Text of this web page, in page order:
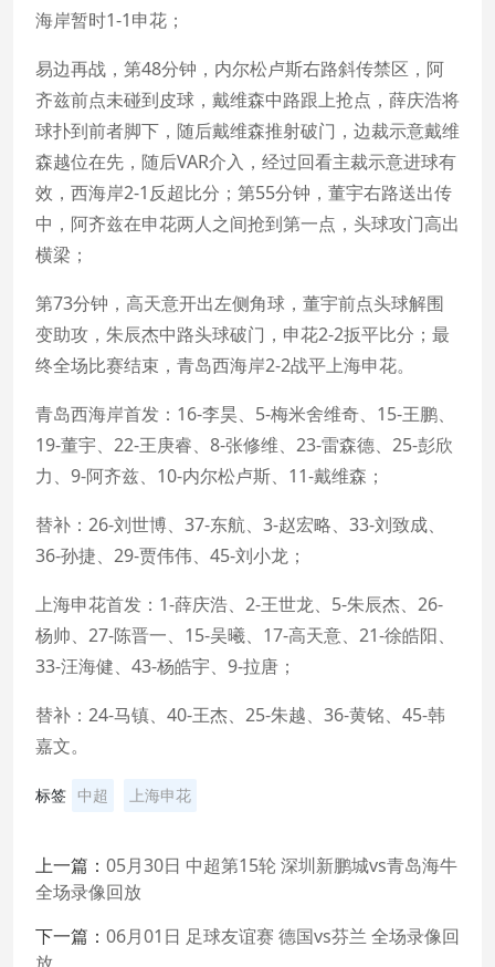
海岸暂时1-1申花；
易边再战，第48分钟，内尔松卢斯右路斜传禁区，阿
齐兹前点未碰到皮球，戴维森中路跟上抢点，薛庆浩将
球扑到前者脚下，随后戴维森推射破门，边裁示意戴维
森越位在先，随后VAR介入，经过回看主裁示意进球有
效，西海岸2-1反超比分；第55分钟，董宇右路送出传
中，阿齐兹在申花两人之间抢到第一点，头球攻门高出
横梁；
第73分钟，高天意开出左侧角球，董宇前点头球解围
变助攻，朱辰杰中路头球破门，申花2-2扳平比分；最
终全场比赛结束，青岛西海岸2-2战平上海申花。
青岛西海岸首发：16-李昊、5-梅米舍维奇、15-王鹏、
19-董宇、22-王庚睿、8-张修维、23-雷森德、25-彭欣
力、9-阿齐兹、10-内尔松卢斯、11-戴维森；
替补：26-刘世博、37-东航、3-赵宏略、33-刘致成、
36-孙捷、29-贾伟伟、45-刘小龙；
上海申花首发：1-薛庆浩、2-王世龙、5-朱辰杰、26-
杨帅、27-陈晋一、15-吴曦、17-高天意、21-徐皓阳、
33-汪海健、43-杨皓宇、9-拉唐；
替补：24-马镇、40-王杰、25-朱越、36-黄铭、45-韩
嘉文。
标签 中超 上海申花
上一篇： 05月30日 中超第15轮 深圳新鹏城vs青岛海牛
全场录像回放
下一篇： 06月01日 足球友谊赛 德国vs芬兰 全场录像回